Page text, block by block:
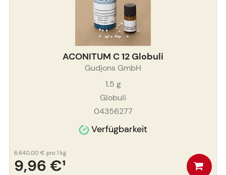
ACONITUM C 12 Globuli
Gudjons GmbH
1.5 g
Globuli
04356277
Verfügbarkeit
9,96 €¹
6.640,00 € pro 1 kg